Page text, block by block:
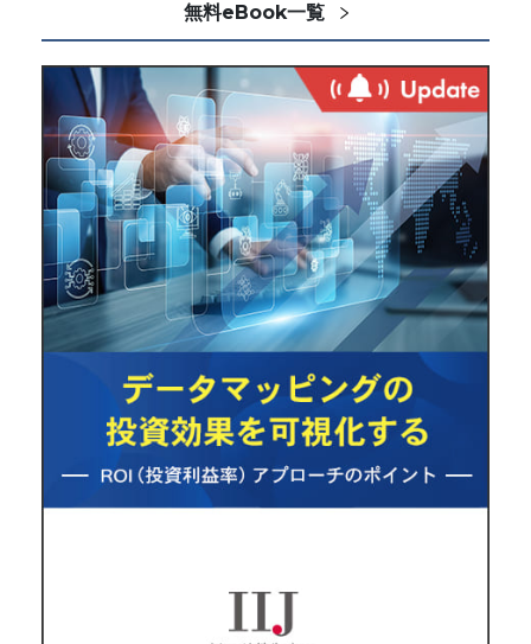
無料eBook一覧